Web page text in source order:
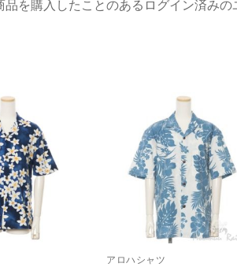
品を購入したことのあるログイン済み
アロハシャツ